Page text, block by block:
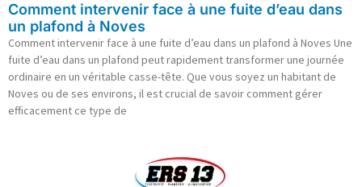
Comment intervenir face à une fuite d’eau dans
un plafond à Noves
Comment intervenir face à une fuite d’eau dans un plafond à Noves Une
fuite d’eau dans un plafond peut rapidement transformer une journée
ordinaire en un véritable casse-tête. Que vous soyez un habitant de
Noves ou de ses environs, il est crucial de savoir comment gérer
efficacement ce type de